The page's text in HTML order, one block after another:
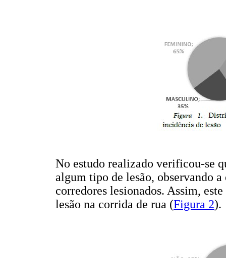
No estudo realizado verificou-se
algum tipo de lesão, observando
corredores lesionados. Assim,
lesão na corrida de rua (Figura 2).